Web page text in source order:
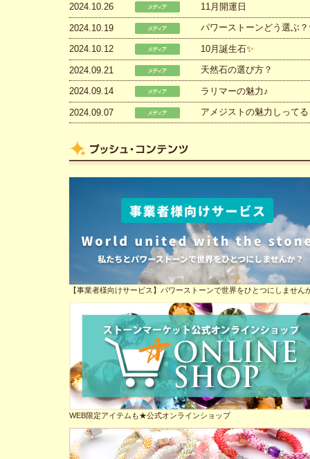
2024.10.26 11月開運日
2024.10.19 パワーストーンどう選ぶ？
2024.10.12 10月誕生石✨
2024.09.21 天然石の選び方？
2024.09.14 ラリマーの魅力♪
2024.09.07 アメジストの魅力しってる
【事業者様向けサービス】パワーストーンで世界をひとつにしません
WEB限定アイテムも★公式オンラインショップ